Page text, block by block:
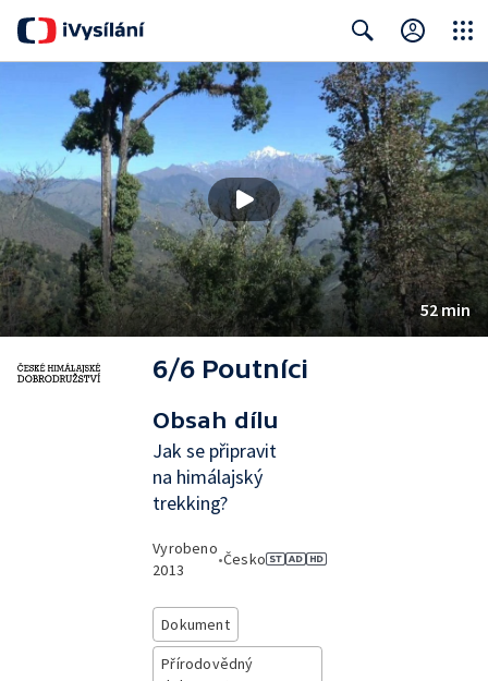
Search
52 min
6/6 Poutníci
Obsah dílu
Jak se připravit
na himálajský
trekking?
Vyrobeno
2013
•Česko
Dokument
Přírodovědný